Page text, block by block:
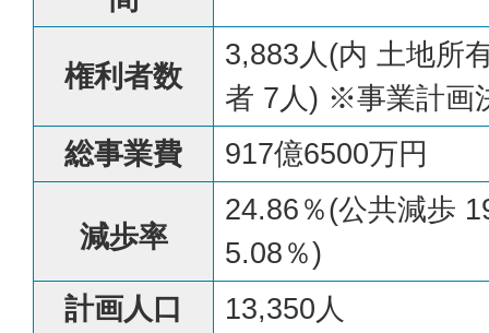
権利者数
3,883人(内 土地所
者 7人) ※事業計画
総事業費
917億6500万円
減歩率
24.86％(公共減歩
5.08％)
計画人口
13,350人